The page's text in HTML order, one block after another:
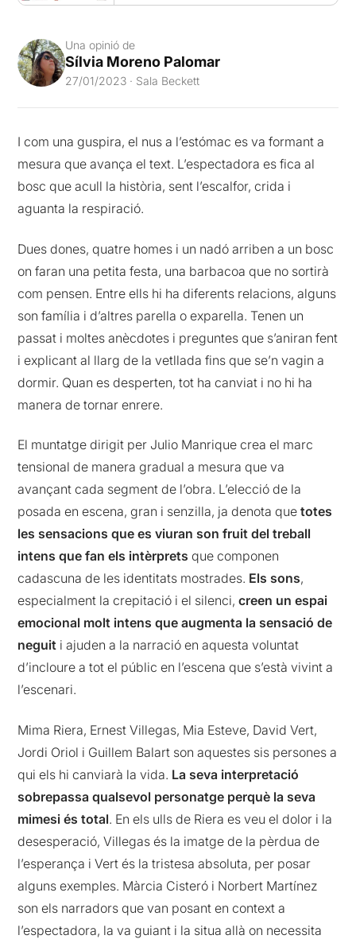
Una opinió de
Sílvia Moreno Palomar
27/01/2023 · Sala Beckett
I com una guspira, el nus a l’estómac es va formant a
mesura que avança el text. L’espectadora es fica al
bosc que acull la història, sent l’escalfor, crida i
aguanta la respiració.
Dues dones, quatre homes i un nadó arriben a un bosc
on faran una petita festa, una barbacoa que no sortirà
com pensen. Entre ells hi ha diferents relacions, alguns
son família i d’altres parella o exparella. Tenen un
passat i moltes anècdotes i preguntes que s’aniran fent
i explicant al llarg de la vetllada fins que se’n vagin a
dormir. Quan es desperten, tot ha canviat i no hi ha
manera de tornar enrere.
El muntatge dirigit per Julio Manrique crea el marc
tensional de manera gradual a mesura que va
avançant cada segment de l’obra. L’elecció de la
posada en escena, gran i senzilla, ja denota quetotes
les sensacions que es viuran son fruit del treball
intens que fan els intèrprets que componen
cadascuna de les identitats mostrades. Els sons,
especialment la crepitació i el silenci,creen un espai
emocional molt intens que augmenta la sensació de
neguit i ajuden a la narració en aquesta voluntat
d’incloure a tot el públic en l’escena que s’està vivint a
l’escenari.
Mima Riera, Ernest Villegas, Mia Esteve, David Vert,
Jordi Oriol i Guillem Balart son aquestes sis persones a
qui els hi canviarà la vida. La seva interpretació
sobrepassa qualsevol personatge perquè la seva
mimesi és total. En els ulls de Riera es veu el dolor i la
desesperació, Villegas és la imatge de la pèrdua de
l’esperança i Vert és la tristesa absoluta, per posar
alguns exemples. Màrcia Cisteró i Norbert Martínez
son els narradors que van posant en context a
l’espectadora, la va guiant i la situa allà on necessita